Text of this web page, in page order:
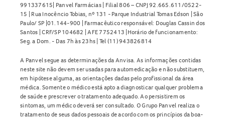
991337615| Panvel Farmácias | Filial 806 – CNPJ 92.665.611/0522-
15 | Rua Inocêncio Tobias, nº 131 - Parque Industrial Tomas Edson | São
Paulo/ SP |01.144-900 | Farmacêutico responsável: Douglas Cassin dos
Santos | CRF/SP 104682 | AFE 7752413 |Horário de funcionamento:
Seg. a Dom. - Das 7h às 23hs | Tel (11) 943826814
A Panvel segue as determinações da Anvisa. As informações contidas
neste site não devem ser usadas para automedicação e não substituem,
em hipótese alguma, as orientações dadas pelo profissional da área
médica. Somente o médico está apto a diagnosticar qualquer problema
de saúde e prescrever o tratamento adequado. Ao persistirem os
sintomas, um médico deverá ser consultado. O Grupo Panvel realiza o
tratamento de seus dados pessoais de acordo com os princípios da boa-